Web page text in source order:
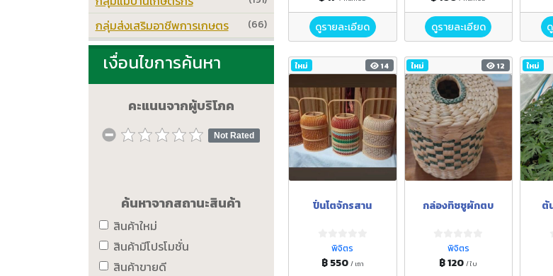
ดูรายละเอียด ดูรายละเอียด
ใหม่ 14
ปิ่นโตจักรสาน
พิจิตร
฿ 550 / เถา
ใหม่ 12
กล่องทิชชูผักตบ
พิจิตร
฿ 120/ ใบ
ใหม่
ต้
(66)
กลุ่มส่งเสริมอาชีพการเกษตร
เงื่อนไขการค้นหา
คะแนนจากผู้บริโภค
Not Rated
ค้นหาจากสถานะสินค้า
สินค้าใหม่
สินค้ามีโปรโมชั่น
สินค้าขายดี